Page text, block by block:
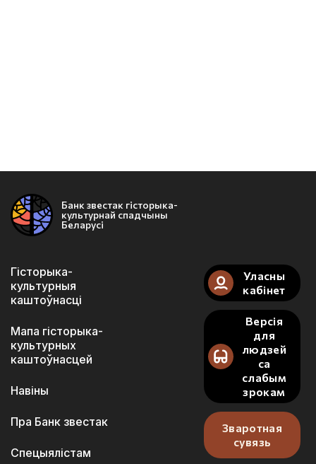
Банк звестак гісторыка-
культурнай спадчыны
Беларусі
Гісторыка-
культурныя
каштоўнасці
Мапа гісторыка-
культурных
каштоўнасцей
Навіны
Пра Банк звестак
Спецыялістам
Уласны
кабінет
Версія
для
людзей
са
слабым
зрокам
Зваротная
сувязь